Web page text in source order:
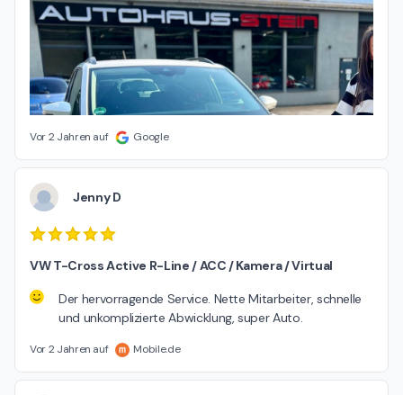
Vor 2 Jahren auf Google
Jenny D
VW T-Cross Active R-Line / ACC / Kamera / Virtual
Der hervorragende Service. Nette Mitarbeiter, schnelle
und unkomplizierte Abwicklung, super Auto.
Vor 2 Jahren auf Mobile.de